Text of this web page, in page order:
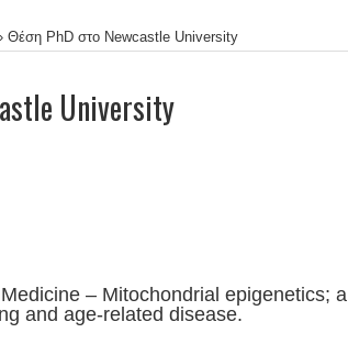
Θέση PhD στο Newcastle University
University
– Mitochondrial epigenetics; a
and age-related disease.